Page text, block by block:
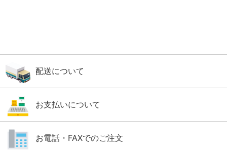
配送について
お支払いについて
お電話・FAXでのご注文